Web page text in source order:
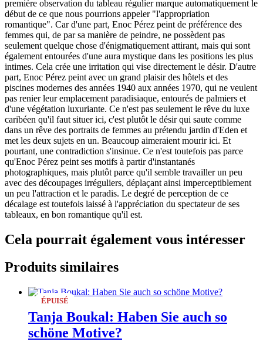
première observation du tableau régulier marque automatiquement le
début de ce que nous pourrions appeler "l'appropriation
romantique". Car d'une part, Enoc Pérez peint de préférence des
femmes qui, de par sa manière de peindre, ne possèdent pas
seulement quelque chose d'énigmatiquement attirant, mais qui sont
également entourées d'une aura mystique dans les positions les plus
intimes. Cela crée une irritation qui vise directement le désir. D'autre
part, Enoc Pérez peint avec un grand plaisir des hôtels et des
piscines modernes des années 1940 aux années 1970, qui ne veulent
pas renier leur emplacement paradisiaque, entourés de palmiers et
d'une végétation luxuriante. Ce n'est pas seulement le rêve du luxe
caribéen qu'il faut situer ici, c'est plutôt le désir qui saute comme
dans un rêve des portraits de femmes au prétendu jardin d'Eden et
met les deux sujets en un. Beaucoup aimeraient mourir ici. Et
pourtant, une contradiction s'insinue. Ce n'est toutefois pas parce
qu'Enoc Pérez peint ses motifs à partir d'instantanés
photographiques, mais plutôt parce qu'il semble travailler un peu
avec des découpages irréguliers, déplaçant ainsi imperceptiblement
un peu l'attraction et le paradis. Le degré de perception de ce
décalage est toutefois laissé à l'appréciation du spectateur de ses
tableaux, en bon romantique qu'il est.
Cela pourrait également vous intéresser
Produits similaires
ÉPUISÉ
Tanja Boukal: Haben Sie auch so
schöne Motive?